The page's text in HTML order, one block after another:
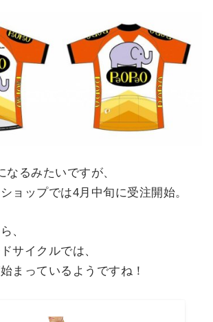
なるみたいですが、
ョップでは4月中旬に受注開始。
、
サイクルでは、
まっているようですね！